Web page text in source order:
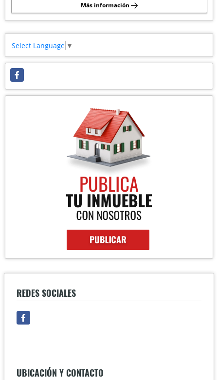
Más información
Select Language ▼
Facebook
REDES SOCIALES
Facebook
UBICACIÓN Y CONTACTO